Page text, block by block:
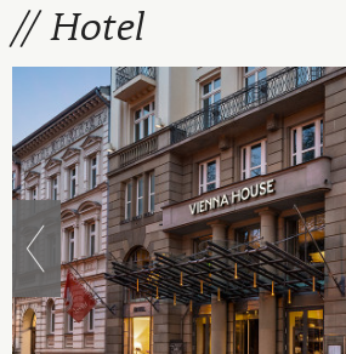
Hotel